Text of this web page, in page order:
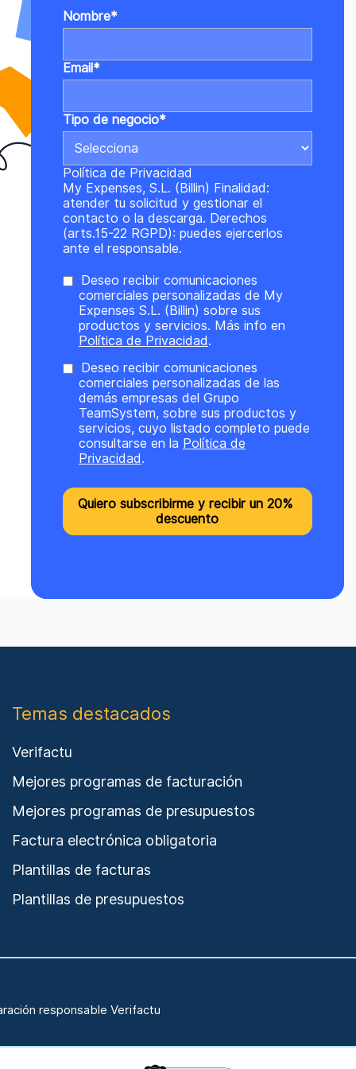
Nombre*
Email*
Tipo de negocio*
Política de Privacidad
My Expenses, S.L. (Billin) Finalidad:
atender tu solicitud y gestionar el
contacto o la descarga. Derechos
(arts.15-22 RGPD): puedes ejercerlos
ante el responsable.
Deseo recibir comunicaciones
comerciales personalizadas de My
Expenses S.L. (Billin) sobre sus
productos y servicios. Más info en
Política de Privacidad.
Deseo recibir comunicaciones
comerciales personalizadas de las
demás empresas del Grupo
TeamSystem, sobre sus productos y
servicios, cuyo listado completo puede
consultarse en la Política de
Privacidad.
Temas destacados
Verifactu
Mejores programas de facturación
Mejores programas de presupuestos
Factura electrónica obligatoria
Plantillas de facturas
Plantillas de presupuestos
responsable Verifactu